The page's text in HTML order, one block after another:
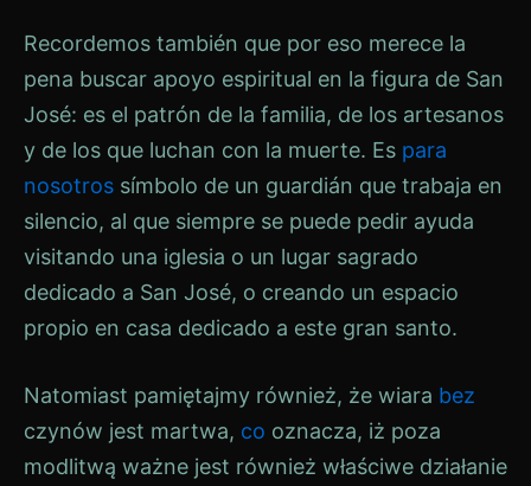
Recordemos también que por eso merece la
pena buscar apoyo espiritual en la figura de San
José: es el patrón de la familia, de los artesanos
y de los que luchan con la muerte. Es para
nosotros símbolo de un guardián que trabaja en
silencio, al que siempre se puede pedir ayuda
visitando una iglesia o un lugar sagrado
dedicado a San José, o creando un espacio
propio en casa dedicado a este gran santo.
Natomiast pamiętajmy również, że wiara bez
czynów jest martwa, co oznacza, iż poza
modlitwą ważne jest również właściwe działanie